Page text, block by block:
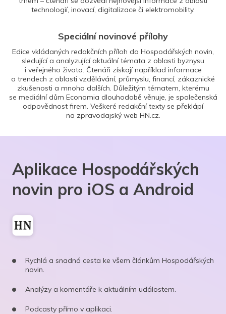
technologií, inovací, digitalizace či elektromobility.
Speciální novinové přílohy
Edice vkládaných redakčních příloh do Hospodářských novin,
sledující a analyzující aktuální témata z oblasti byznysu
i veřejného života. Čtenáři získají například informace
o trendech z oblasti vzdělávání, průmyslu, financí, zákaznické
zkušenosti a mnoha dalších. Důležitým tématem, kterému
se mediální dům Economia dlouhodobě věnuje, je společenská
odpovědnost firem. Veškeré redakční texty se překlápí
na zpravodajský web HN.cz.
Aplikace Hospodářských
novin pro iOS a Android
Rychlá a snadná cesta ke všem článkům Hospodářských
novin.
Analýzy a komentáře k aktuálním událostem.
Podcasty přímo v aplikaci.